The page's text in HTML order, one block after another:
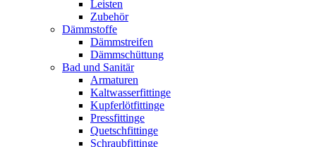
Leisten
Zubehör
Dämmstoffe
Dämmstreifen
Dämmschüttung
Bad und Sanitär
Armaturen
Kaltwasserfittinge
Kupferlötfittinge
Pressfittinge
Quetschfittinge
Schraubfittinge